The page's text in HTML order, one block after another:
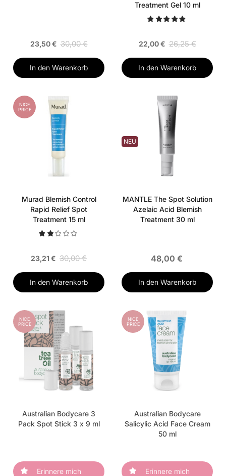
23,50 € 30,00 €
In den Warenkorb
Treatment Gel 10 ml
22,00 € 26,25 €
In den Warenkorb
NICE
PRICE
Murad Blemish Control
Rapid Relief Spot
Treatment 15 ml
23,21 € 30,00 €
In den Warenkorb
NEU
MANTLE The Spot Solution
Azelaic Acid Blemish
Treatment 30 ml
48,00 €
In den Warenkorb
NICE
PRICE
Australian Bodycare 3
Pack Spot Stick 3 x 9 ml
Erinnere mich
NICE
PRICE
Australian Bodycare
Salicylic Acid Face Cream
50 ml
Erinnere mich